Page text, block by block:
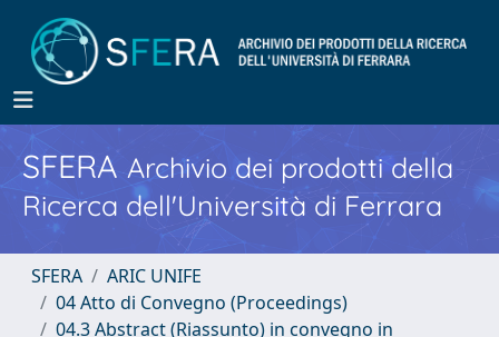
SFERA Archivio dei prodotti della
Ricerca dell'Università di Ferrara
SFERA
ARIC UNIFE
04 Atto di Convegno (Proceedings)
04.3 Abstract (Riassunto) in convegno in